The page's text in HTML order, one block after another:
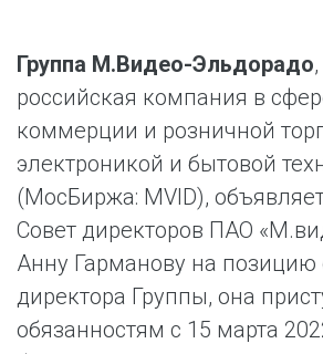
Группа М.Видео-Эльдорадо
российская компания в
коммерции и розничной
электроникой и бытовой
(МосБиржа: MVID),
Совет директоров ПАО
Анну Гарманову на позицию
директора Группы, она
обязанностям с 15 марта